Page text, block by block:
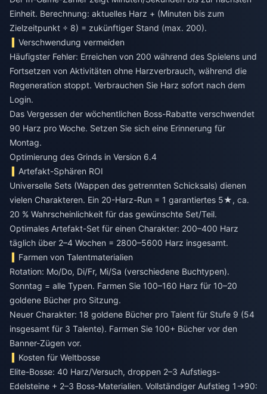
Einheit. Berechnung: aktuelles Harz + (Minuten bis zum
Zielzeitpunkt ÷ 8) = zukünftiger Stand (max. 200).
Verschwendung vermeiden
Häufigster Fehler: Erreichen von 200 während des Spielens und
Fortsetzen von Aktivitäten ohne Harzverbrauch, während die
Regeneration stoppt. Verbrauchen Sie Harz sofort nach dem
Login.
Das Vergessen der wöchentlichen Boss-Rabatte verschwendet
90 Harz pro Woche. Setzen Sie sich eine Erinnerung für
Montag.
Optimierung des Grinds in Version 6.4
Artefakt-Sphären ROI
Universelle Sets (Wappen des getrennten Schicksals) dienen
vielen Charakteren. Ein 20-Harz-Run = 1 garantiertes 5★, ca.
20 % Wahrscheinlichkeit für das gewünschte Set/Teil.
Optimales Artefakt-Set für einen Charakter: 200–400 Harz
täglich über 2–4 Wochen = 2800–5600 Harz insgesamt.
Farmen von Talentmaterialien
Rotation: Mo/Do, Di/Fr, Mi/Sa (verschiedene Buchtypen).
Sonntag = alle Typen. Farmen Sie 100–160 Harz für 10–20
goldene Bücher pro Sitzung.
Neuer Charakter: 18 goldene Bücher pro Talent für Stufe 9 (54
insgesamt für 3 Talente). Farmen Sie 100+ Bücher vor den
Banner-Zügen vor.
Kosten für Weltbosse
Elite-Bosse: 40 Harz/Versuch, droppen 2–3 Aufstiegs-
Edelsteine + 2–3 Boss-Materialien. Vollständiger Aufstieg 1→90: